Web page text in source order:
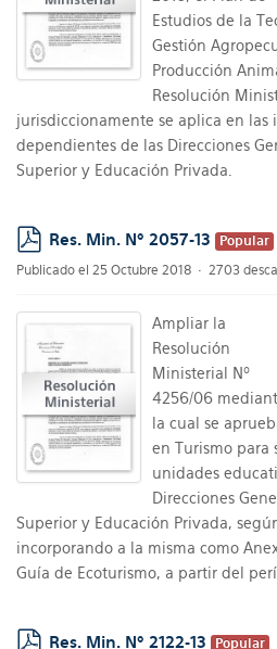
Estudios de la
Gestión
Producción
Resolución
jurisdiccionamente se aplica en las
dependientes de las Direcciones
Superior y Educación Privada.
pdf
Res. Min. Nº 2057-13
Popular
Publicado el 25 Octubre 2018
2703
Ampliar la
Resolución
Ministerial Nº
4256/06
la cual se
en Turismo para
unidades
Direcciones
Superior y Educación Privada,
incorporando a la misma como
Guía de Ecoturismo, a partir del
Res. Min. Nº 2122-13
Popular